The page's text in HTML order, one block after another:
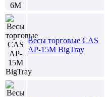
Весы торговые CAS
AP-15M BigTray